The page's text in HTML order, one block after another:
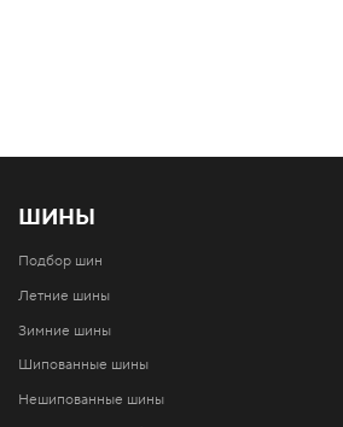
ШИНЫ
Подбор шин
Летние шины
Зимние шины
Шипованные шины
Нешипованные шины